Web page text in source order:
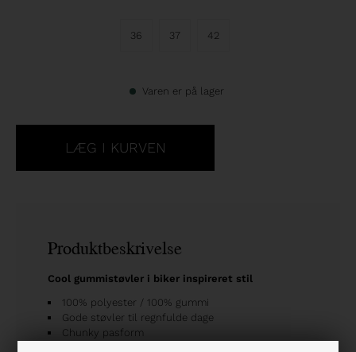
36 37 42
Varen er på lager
Produktbeskrivelse
Cool gummistøvler i biker inspireret stil
100% polyester / 100% gummi
Gode støvler til regnfulde dage
Chunky pasform